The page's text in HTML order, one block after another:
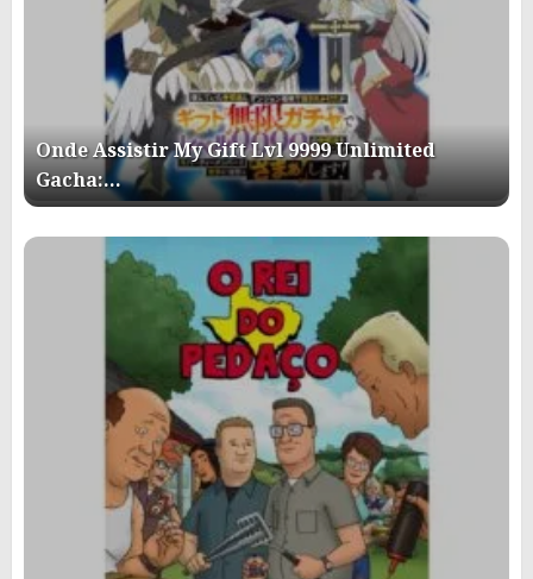
Onde Assistir My Gift Lvl 9999 Unlimited
Gacha:…